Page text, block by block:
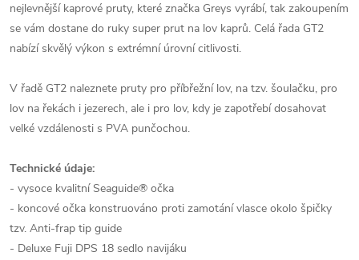
nejlevnější kaprové pruty, které značka Greys vyrábí, tak zakoupením
se vám dostane do ruky super prut na lov kaprů. Celá řada GT2
nabízí skvělý výkon s extrémní úrovní citlivosti.
V řadě GT2 naleznete pruty pro příbřežní lov, na tzv. šoulačku, pro
lov na řekách i jezerech, ale i pro lov, kdy je zapotřebí dosahovat
velké vzdálenosti s PVA punčochou.
Technické údaje:
- vysoce kvalitní Seaguide® očka
- koncové očka konstruováno proti zamotání vlasce okolo špičky
tzv. Anti-frap tip guide
- Deluxe Fuji DPS 18 sedlo navijáku